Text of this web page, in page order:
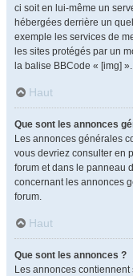
ci soit en lui-même un
hébergées derrière un
exemple les services de
les sites protégés par un
la balise BBCode « [img] ».
Haut
Que sont les annonces
Les annonces générales
vous devriez consulter en
forum et dans le panneau
concernant les annonces
forum.
Haut
Que sont les annonces ?
Les annonces